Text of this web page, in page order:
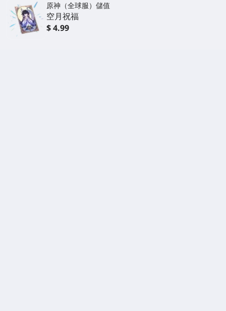
原神（全球服）儲值
空月祝福
$ 4.99